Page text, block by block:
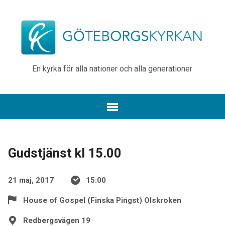
En kyrka för alla nationer och alla generationer
Gudstjänst kl 15.00
21 maj, 2017 15:00
House of Gospel (Finska Pingst) Olskroken
Redbergsvägen 19